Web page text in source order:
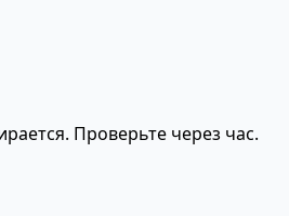
Проверьте через час.